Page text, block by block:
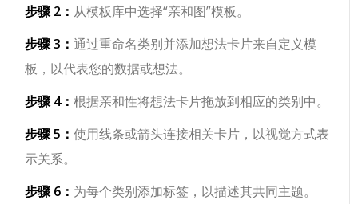
步骤 2： 从模板库中选择“亲和图”模板。
步骤 3：通过重命名类别并添加想法卡片来自定义模
板，以代表您的数据或想法。
步骤 4：根据亲和性将想法卡片拖放到相应的类别中。
步骤 5：使用线条或箭头连接相关卡片，以视觉方式表
示关系。
步骤 6： 为每个类别添加标签，以描述其共同主题。